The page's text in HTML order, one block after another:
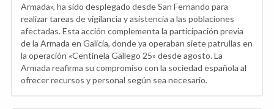
Armada», ha sido desplegado desde San Fernando para
realizar tareas de vigilancia y asistencia a las poblaciones
afectadas. Esta acción complementa la participación previa
de la Armada en Galicia, donde ya operaban siete patrullas en
la operación «Centinela Gallego 25» desde agosto. La
Armada reafirma su compromiso con la sociedad española al
ofrecer recursos y personal según sea necesario.